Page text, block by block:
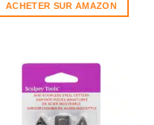
ACHETER SUR AMAZON